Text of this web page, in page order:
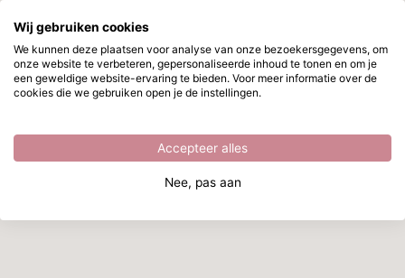
Ga naar hoofdinhoud
Direct uit voorraad leverbaar
Hobbygereedschap
Home / Hobbygereedschap
Hobbygereedschap
Kwalitatiefhobbygereedschapis onmisbaar voor elke hobbyist.
Of het nu gaat om schilderen, scrapbooking, kaarten maken of
Wij gebruiken cookies
We kunnen deze plaatsen voor analyse van onze bezoekersgegevens, om
onze website te verbeteren, gepersonaliseerde inhoud te tonen en om je
een geweldige website-ervaring te bieden. Voor meer informatie over de
cookies die we gebruiken open je de instellingen.
Accepteer alles
Nee, pas aan